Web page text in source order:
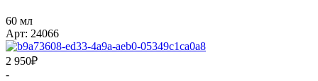
60 мл
Арт: 24066
2 950₽
-